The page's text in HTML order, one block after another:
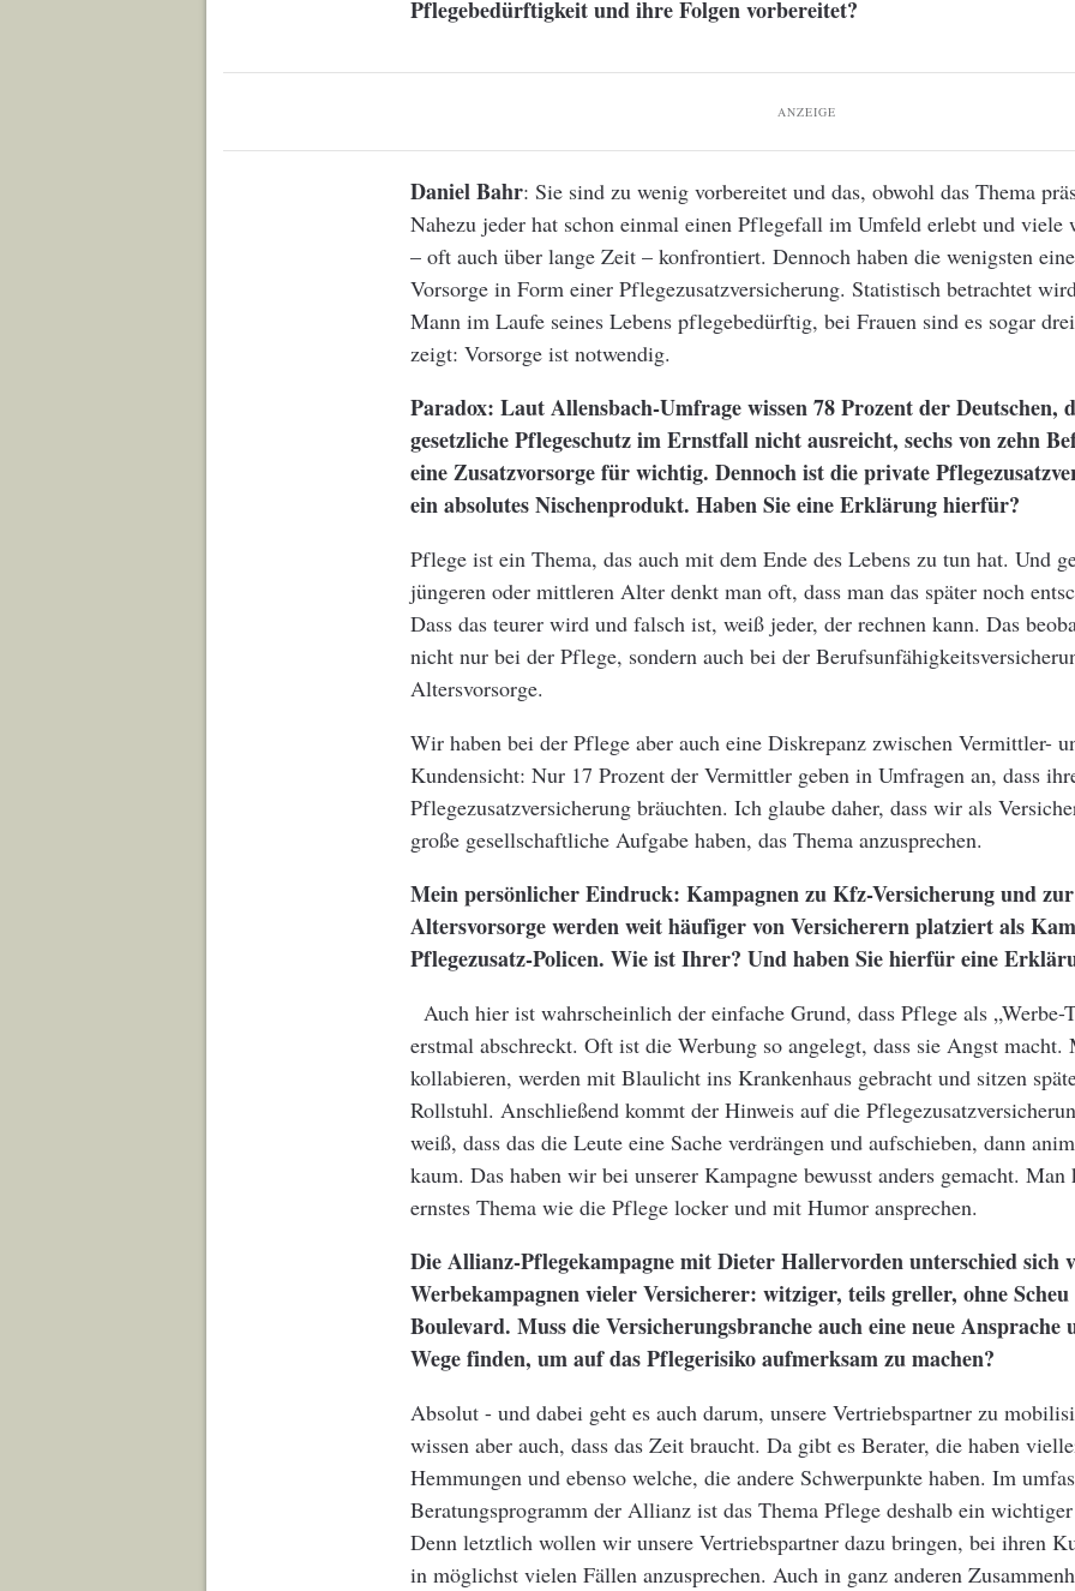
Pflegebedürftigkeit und ihre Folgen vorbereitet?
ANZEIGE
Daniel Bahr: Sie sind zu wenig vorbereitet und das, obwohl das Thema
Nahezu jeder hat schon einmal einen Pflegefall im Umfeld erlebt und viele
– oft auch über lange Zeit – konfrontiert. Dennoch haben die wenigsten
Vorsorge in Form einer Pflegezusatzversicherung. Statistisch betrachtet
Mann im Laufe seines Lebens pflegebedürftig, bei Frauen sind es sogar
zeigt: Vorsorge ist notwendig.
Paradox: Laut Allensbach-Umfrage wissen 78 Prozent der Deutschen,
gesetzliche Pflegeschutz im Ernstfall nicht ausreicht, sechs von zehn
eine Zusatzvorsorge für wichtig. Dennoch ist die private
ein absolutes Nischenprodukt. Haben Sie eine Erklärung hierfür?
Pflege ist ein Thema, das auch mit dem Ende des Lebens zu tun hat. Und
jüngeren oder mittleren Alter denkt man oft, dass man das später noch
Dass das teurer wird und falsch ist, weiß jeder, der rechnen kann. Das
nicht nur bei der Pflege, sondern auch bei der
Altersvorsorge.
Wir haben bei der Pflege aber auch eine Diskrepanz zwischen Vermittler-
Kundensicht: Nur 17 Prozent der Vermittler geben in Umfragen an, dass
Pflegezusatzversicherung bräuchten. Ich glaube daher, dass wir als
große gesellschaftliche Aufgabe haben, das Thema anzusprechen.
Mein persönlicher Eindruck: Kampagnen zu Kfz-Versicherung und zur
Altersvorsorge werden weit häufiger von Versicherern platziert als
Pflegezusatz-Policen. Wie ist Ihrer? Und haben Sie hierfür eine
Auch hier ist wahrscheinlich der einfache Grund, dass Pflege als „Werbe-
erstmal abschreckt. Oft ist die Werbung so angelegt, dass sie Angst macht.
kollabieren, werden mit Blaulicht ins Krankenhaus gebracht und sitzen
Rollstuhl. Anschließend kommt der Hinweis auf die
weiß, dass das die Leute eine Sache verdrängen und aufschieben, dann
kaum. Das haben wir bei unserer Kampagne bewusst anders gemacht. Man
ernstes Thema wie die Pflege locker und mit Humor ansprechen.
Die Allianz-Pflegekampagne mit Dieter Hallervorden unterschied sich
Werbekampagnen vieler Versicherer: witziger, teils greller, ohne
Boulevard. Muss die Versicherungsbranche auch eine neue Ansprache
Wege finden, um auf das Pflegerisiko aufmerksam zu machen?
Absolut - und dabei geht es auch darum, unsere Vertriebspartner zu
wissen aber auch, dass das Zeit braucht. Da gibt es Berater, die haben
Hemmungen und ebenso welche, die andere Schwerpunkte haben. Im
Beratungsprogramm der Allianz ist das Thema Pflege deshalb ein
Denn letztlich wollen wir unsere Vertriebspartner dazu bringen, bei ihren
in möglichst vielen Fällen anzusprechen. Auch in ganz anderen